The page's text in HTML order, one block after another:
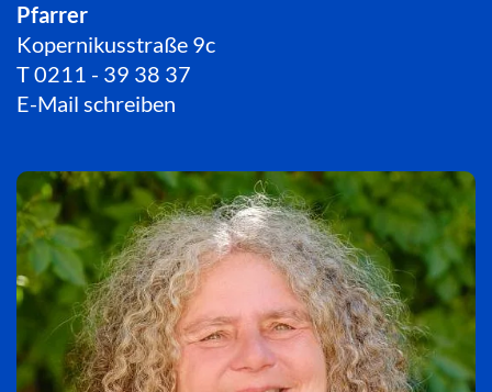
Pfarrer
Kopernikusstraße 9c
T0211 - 39 38 37
E-Mail schreiben